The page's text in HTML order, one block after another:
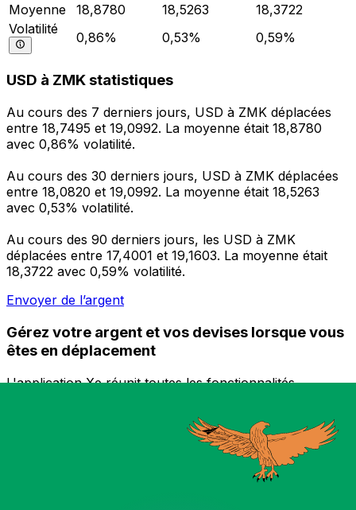
Moyenne
18,8780 18,5263
18,3722
Volatilité
0,86% 0,53% 0,59%
USD à ZMK statistiques
Au cours des 7 derniers jours, USD à ZMK déplacées
entre 18,7495 et 19,0992. La moyenne était 18,8780
avec 0,86% volatilité.
Au cours des 30 derniers jours, USD à ZMK déplacées
entre 18,0820 et 19,0992. La moyenne était 18,5263
avec 0,53% volatilité.
Au cours des 90 derniers jours, les USD à ZMK
déplacées entre 17,4001 et 19,1603. La moyenne était
18,3722 avec 0,59% volatilité.
Envoyer de l’argent
Gérez votre argent et vos devises lorsque vous
êtes en déplacement
L'application Xe réunit toutes les fonctionnalités
et la gestion de vos devises. Convertissez des devises,
programmez des alertes de taux et transférez de
l'argent à l'étranger sans frais cachés. Téléchargez